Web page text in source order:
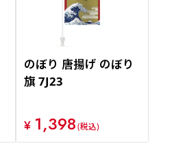
のぼり 唐揚げ のぼり
旗 7J23
¥ 1,398(税込)